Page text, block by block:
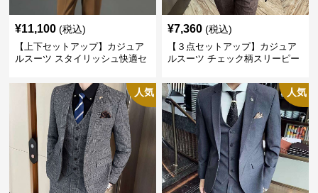
¥11,100 (税込)
【上下セットアップ】カジュア
ルスーツ スタイリッシュ快適セ
¥7,360 (税込)
【３点セットアップ】カジュア
ルスーツ チェック柄スリーピー
人気 人気